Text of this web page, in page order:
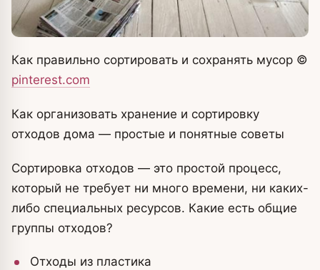
Как правильно сортировать и сохранять мусор ©
pinterest.com
Как организовать хранение и сортировку
отходов дома — простые и понятные советы
Сортировка отходов — это простой процесс,
который не требует ни много времени, ни каких-
либо специальных ресурсов. Какие есть общие
группы отходов?
Отходы из пластика